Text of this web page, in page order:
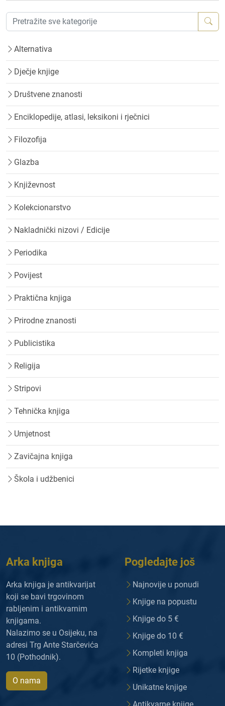
Alternativa
Dječje knjige
Društvene znanosti
Enciklopedije, atlasi, leksikoni i rječnici
Filozofija
Glazba
Književnost
Kolekcionarstvo
Nakladnički nizovi / Edicije
Periodika
Povijest
Praktična knjiga
Prirodne znanosti
Publicistika
Religija
Stripovi
Tehnička knjiga
Umjetnost
Zavičajna knjiga
Škola i udžbenici
Arka knjiga
Arka knjiga je antikvarijat
koji se bavi trgovinom
rabljenim i antikvarnim
knjigama.
Nalazimo se u Osijeku, na
adresi Trg Ante Starčevića
10 (Pothodnik).
O nama
Pogledajte još
Najnovije u ponudi
Knjige na popustu
Knjige do 5 €
Knjige do 10 €
Kompleti knjiga
Rijetke knjige
Unikatne knjige